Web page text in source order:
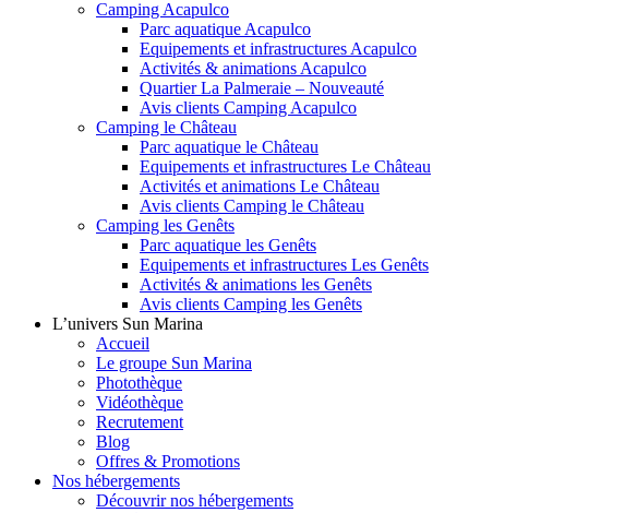
Camping Acapulco
Parc aquatique Acapulco
Equipements et infrastructures Acapulco
Activités & animations Acapulco
Quartier La Palmeraie – Nouveauté
Avis clients Camping Acapulco
Camping le Château
Parc aquatique le Château
Equipements et infrastructures Le Château
Activités et animations Le Château
Avis clients Camping le Château
Camping les Genêts
Parc aquatique les Genêts
Equipements et infrastructures Les Genêts
Activités & animations les Genêts
Avis clients Camping les Genêts
L’univers Sun Marina
Accueil
Le groupe Sun Marina
Photothèque
Vidéothèque
Recrutement
Blog
Offres & Promotions
Nos hébergements
Découvrir nos hébergements